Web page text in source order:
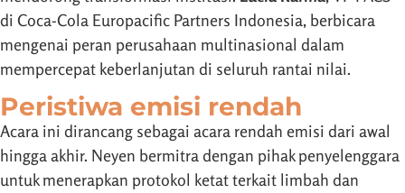
di Coca-Cola Europacific Partners Indonesia, berbicara
mengenai peran perusahaan multinasional dalam
mempercepat keberlanjutan di seluruh rantai nilai.
Peristiwa emisi rendah
Acara ini dirancang sebagai acara rendah emisi dari awal
hingga akhir. Neyen bermitra dengan pihak penyelenggara
untuk menerapkan protokol ketat terkait limbah dan